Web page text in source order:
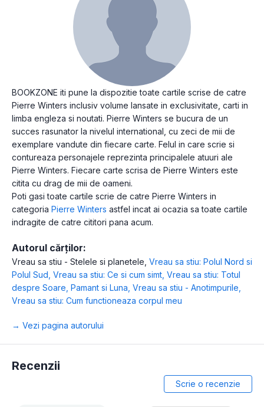
BOOKZONE iti pune la dispozitie toate cartile scrise de catre
Pierre Winters inclusiv volume lansate in exclusivitate, carti in
limba engleza si noutati. Pierre Winters se bucura de un
succes rasunator la nivelul international, cu zeci de mii de
exemplare vandute din fiecare carte. Felul in care scrie si
contureaza personajele reprezinta principalele atuuri ale
Pierre Winters. Fiecare carte scrisa de Pierre Winters este
citita cu drag de mii de oameni.
Poti gasi toate cartile scrie de catre Pierre Winters in
categoria Pierre Winters astfel incat ai ocazia sa toate cartile
indragite de catre cititori pana acum.
Autorul cărților:
Vreau sa stiu - Stelele si planetele Vreau sa stiu: Polul Nord si
Polul Sud Vreau sa stiu: Ce si cum simt Vreau sa stiu: Totul
despre Soare, Pamant si Luna Vreau sa stiu - Anotimpurile
Vreau sa stiu: Cum functioneaza corpul meu
→ Vezi pagina autorului
Recenzii
Scrie o recenzie